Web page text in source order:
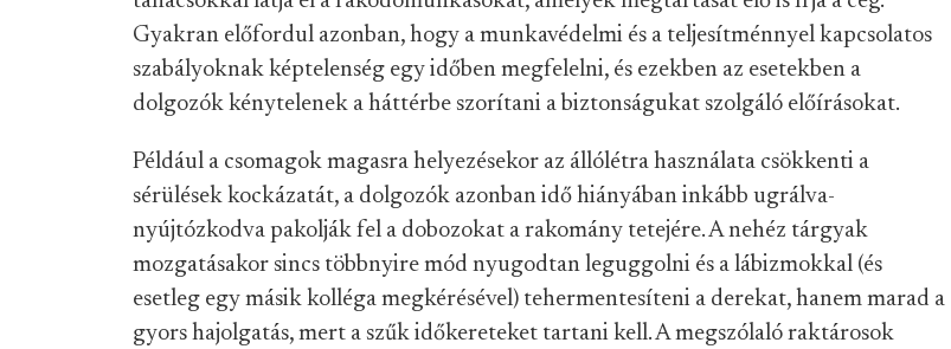
Gyakran előfordul azonban, hogy a munkavédelmi és a teljesítménnyel kapcsolatos
szabályoknak képtelenség egy időben megfelelni, és ezekben az esetekben a
dolgozók kénytelenek a háttérbe szorítani a biztonságukat szolgáló előírásokat.
Például a csomagok magasra helyezésekor az állólétra használata csökkenti a
sérülések kockázatát, a dolgozók azonban idő hiányában inkább ugrálva-
nyújtózkodva pakolják fel a dobozokat a rakomány tetejére. A nehéz tárgyak
mozgatásakor sincs többnyire mód nyugodtan leguggolni és a lábizmokkal (és
esetleg egy másik kolléga megkérésével) tehermentesíteni a derekat, hanem marad a
gyors hajolgatás, mert a szűk időkereteket tartani kell. A megszólaló raktárosok